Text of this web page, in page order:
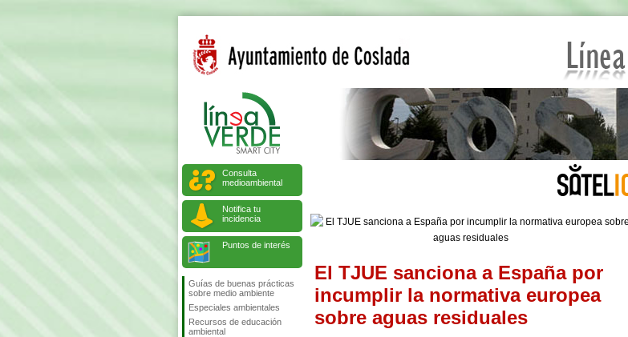
Consulta
medioambiental
Notifica tu
incidencia
Puntos de interés
Guías de buenas prácticas
sobre medio ambiente
Especiales ambientales
Recursos de educación
ambiental
El TJUE sanciona a España por
incumplir la normativa europea
sobre aguas residuales